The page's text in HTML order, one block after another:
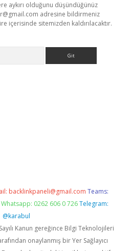
aykırı olduğunu düşündüğünüz
adresine bildirmeniz
içerisinde sitemizden kaldırılacaktır.
backlinkpaneli@gmail.com Teams:
Whatsapp: 0262 606 0 726 Telegram:
@karabul
Kanun gereğince Bilgi Teknolojileri
onaylanmış bir Yer Sağlayıcı